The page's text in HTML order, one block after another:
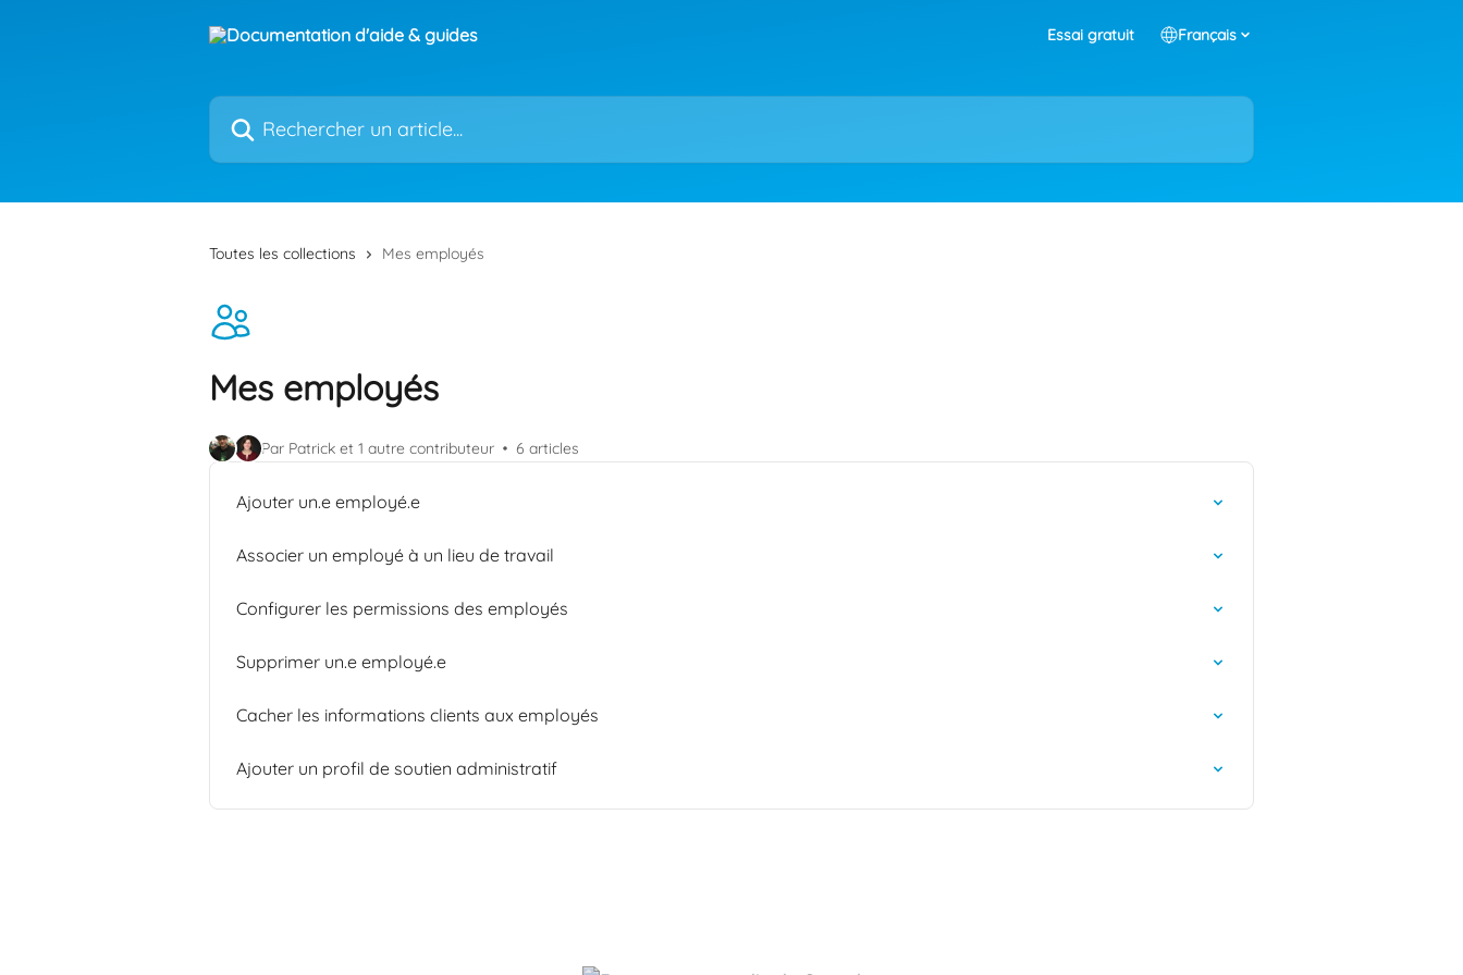
Essai gratuit Français
Rechercher un article...
Toutes les collections Mes employés
Mes employés
Par Patrick et 1 autre contributeur 6 articles
Ajouter un.e employé.e
Associer un employé à un lieu de travail
Configurer les permissions des employés
Supprimer un.e employé.e
Cacher les informations clients aux employés
Ajouter un profil de soutien administratif